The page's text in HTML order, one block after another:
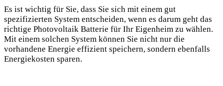
Es ist wichtig für Sie, dass Sie sich mit einem gut
spezifizierten System entscheiden, wenn es darum geht das
richtige Photovoltaik Batterie für Ihr Eigenheim zu wählen.
Mit einem solchen System können Sie nicht nur die
vorhandene Energie effizient speichern, sondern ebenfalls
Energiekosten sparen.